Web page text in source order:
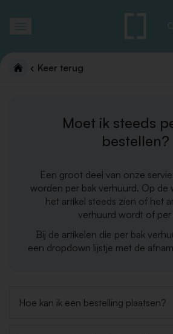
Keer terug
Moet ik steeds
bestellen?
Een groot deel van onze
worden per bak verhuurd. Op de
het artikel steeds zien of het
verhuurd wordt of per
Bij de artikelen die per bak
een dropdown lijstje met de
Hoe kan ik een bestelling plaatsen?